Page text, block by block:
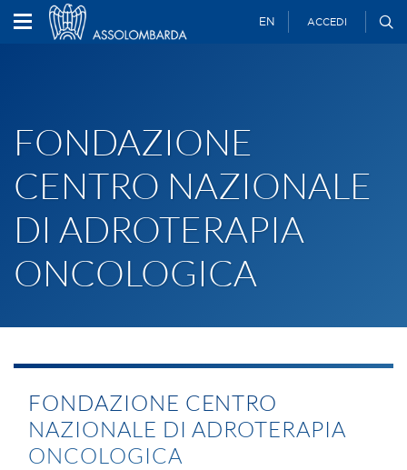
EN ACCEDI
FONDAZIONE
CENTRO NAZIONALE
DI ADROTERAPIA
ONCOLOGICA
FONDAZIONE CENTRO
NAZIONALE DI ADROTERAPIA
ONCOLOGICA